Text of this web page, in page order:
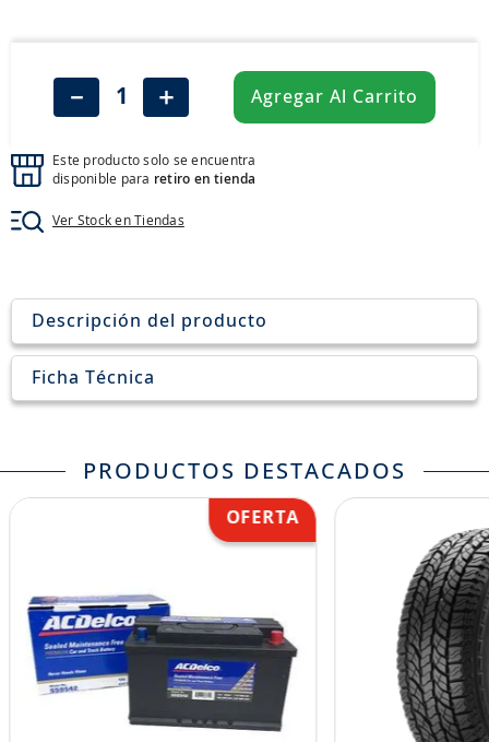
＋
－ Agregar Al Carrito
Este producto solo se encuentra
disponible para retiro en tienda
Ver Stock en Tiendas
Descripción del producto
Ficha Técnica
PRODUCTOS DESTACADOS
jockey john deere